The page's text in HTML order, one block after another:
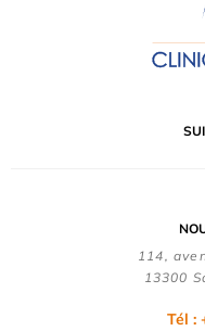
114,
13300
Tél :